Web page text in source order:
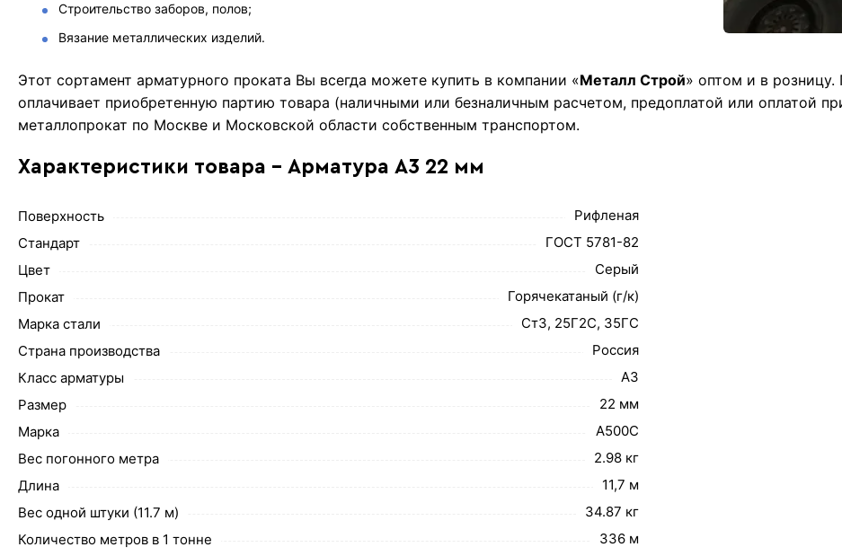
Строительство заборов, полов;
Вязание металлических изделий.
Этот сортамент арматурного проката Вы всегда можете купить в компании «Металл Строй» оптом и в розницу.
оплачивает приобретенную партию товара (наличными или безналичным расчетом, предоплатой или оплатой
металлопрокат по Москве и Московской области собственным транспортом.
Характеристики товара - Арматура А3 22 мм
Поверхность
Рифленая
Стандарт
ГОСТ 5781-82
Цвет
Серый
Прокат
Горячекатаный (г/к)
Марка стали
Ст3, 25Г2С, 35ГС
Страна производства
Россия
Класс арматуры
А3
Размер
22 мм
Марка
А500С
Вес погонного метра
2.98 кг
Длина
11,7 м
Вес одной штуки (11.7 м)
34.87 кг
Количество метров в 1 тонне
336 м